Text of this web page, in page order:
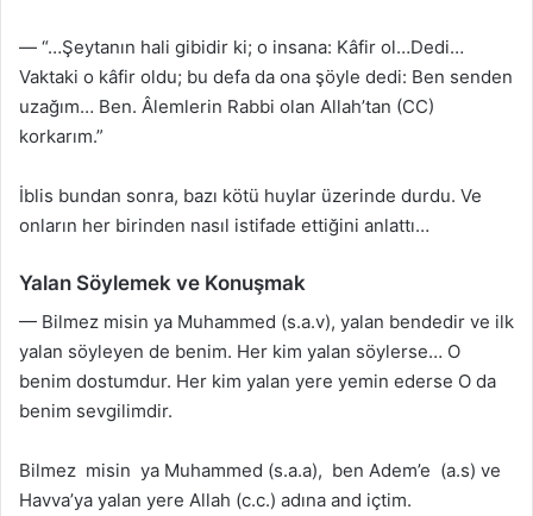
— “…Şeytanın hali gibidir ki; o insana: Kâfir ol…Dedi…
Vaktaki o kâfir oldu; bu defa da ona şöyle dedi: Ben senden
uzağım… Ben. Âlemlerin Rabbi olan Allah’tan (CC)
korkarım.”
İblis bundan sonra, bazı kötü huylar üzerinde durdu. Ve
onların her birinden nasıl istifade ettiğini anlattı…
Yalan Söylemek ve Konuşmak
— Bilmez misin ya Muhammed (s.a.v), yalan bendedir ve ilk
yalan söyleyen de benim. Her kim yalan söylerse… O
benim dostumdur. Her kim yalan yere yemin ederse O da
benim sevgilimdir.
Bilmez misin ya Muhammed (s.a.a), ben Adem’e (a.s) ve
Havva’ya yalan yere Allah (c.c.) adına and içtim.